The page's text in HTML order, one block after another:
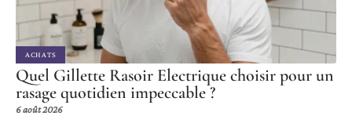
ACHATS
Quel Gillette Rasoir Electrique choisir pour un
rasage quotidien impeccable ?
6 août 2026